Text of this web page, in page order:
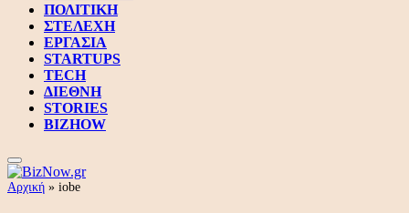
ΠΟΛΙΤΙΚΗ
ΣΤΕΛΕΧΗ
ΕΡΓΑΣΙΑ
STARTUPS
TECH
ΔΙΕΘΝΗ
STORIES
BIZHOW
Αρχική » iobe